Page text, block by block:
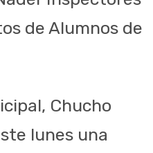
de Alumnos de
Chucho
lunes una